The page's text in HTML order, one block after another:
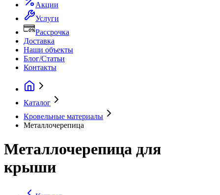
Акции
Услуги
Рассрочка
Доставка
Наши объекты
Блог/Статьи
Контакты
Каталог
Кровельные материалы
Металлочерепица
Металлочерепица для
крыши